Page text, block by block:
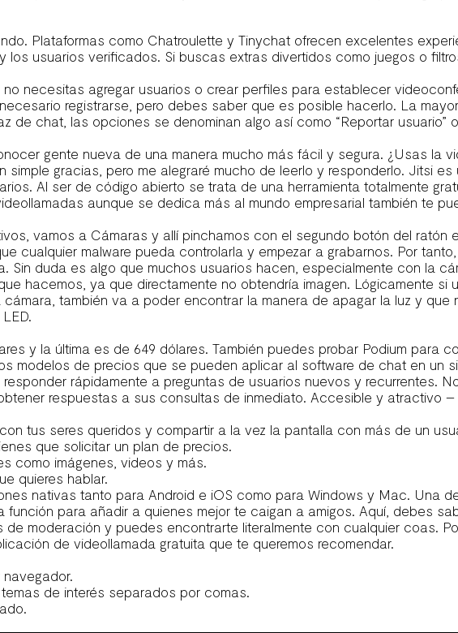
Plataformas como Chatroulette y Tinychat ofrecen excelentes
usuarios verificados. Si buscas extras divertidos como juegos o
necesitas agregar usuarios o crear perfiles para establecer
registrarse, pero debes saber que es posible hacerlo. La
de chat, las opciones se denominan algo así como “Reportar usuario”
gente nueva de una manera mucho más fácil y segura. ¿Usas la
gracias, pero me alegraré mucho de leerlo y responderlo. Jitsi
Al ser de código abierto se trata de una herramienta totalmente
aunque se dedica más al mundo empresarial también te
vamos a Cámaras y allí pinchamos con el segundo botón del ratón
cualquier malware pueda controlarla y empezar a grabarnos. Por
duda es algo que muchos usuarios hacen, especialmente con la
hacemos, ya que directamente no obtendría imagen. Lógicamente si
también va a poder encontrar la manera de apagar la luz y que
y la última es de 649 dólares. También puedes probar Podium para
modelos de precios que se pueden aplicar al software de chat en un
rápidamente a preguntas de usuarios nuevos y recurrentes.
respuestas a sus consultas de inmediato. Accesible y atractivo
tus seres queridos y compartir a la vez la pantalla con más de un
que solicitar un plan de precios.
como imágenes, videos y más.
quieres hablar.
nativas tanto para Android e iOS como para Windows y Mac. Una
para añadir a quienes mejor te caigan a amigos. Aquí, debes
moderación y puedes encontrarte literalmente con cualquier coas.
de videollamada gratuita que te queremos recomendar.
de interés separados por comas.